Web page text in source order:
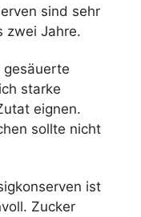
sind sehr
zwei Jahre.
gesäuerte
starke
eignen.
sollte nicht
ist
Zucker